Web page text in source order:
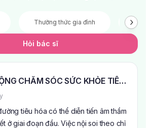
Thường thức gia đình Đầu
Hỏi bác sĩ
CHĂM SÓC SỨC KHỎE TIÊU HÓA
tiêu hóa có thể diễn tiến âm thầm
ở giai đoạn đầu. Việc nội soi theo chỉ